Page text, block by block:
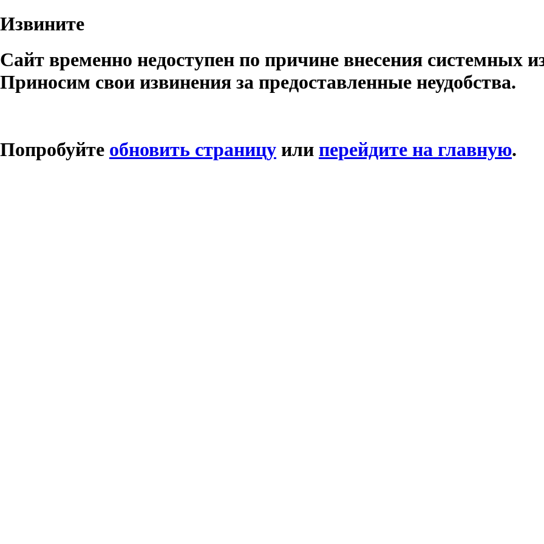
Извините
Сайт временно недоступен по причине внесения системных
Приносим свои извинения за предоставленные неудобства.
Попробуйте обновить страницу или перейдите на главную.